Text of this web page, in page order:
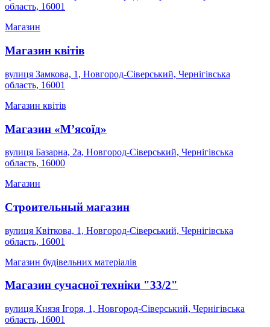
область, 16001
Магазин
Магазин квітів
вулиця Замкова, 1, Новгород-Сіверський, Чернігівська
область, 16001
Магазин квітів
Магазин «Мʼясоїд»
вулиця Базарна, 2а, Новгород-Сіверський, Чернігівська
область, 16000
Магазин
Строительный магазин
вулиця Квіткова, 1, Новгород-Сіверський, Чернігівська
область, 16001
Магазин будівельних матеріалів
Магазин сучасної техніки "33/2"
вулиця Князя Ігоря, 1, Новгород-Сіверський, Чернігівська
область, 16001